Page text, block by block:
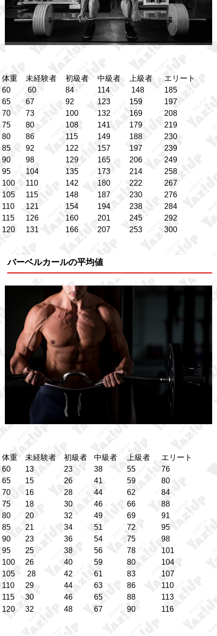
体重 未経験者 初級者 中級者 上級者
エリート
60
60 84 114 148
185
65
67 92 123 159
197
70
73 100 132 169
208
75
80 108 141 179
219
80
86 115 149 188
230
85
92 122 157 197
239
90
98 129 165 206
249
95
104 135 173 214
258
100
110 142 180 222
267
105
115 148 187 230
276
110
121 154 194 238
284
115
126 160 201 245
292
120
131 166 207 253 300
バーベルカールの平均値
体重 未経験者 初級者 中級者 上級者
エリート
60
13 23 38 55
76
65
15 26 41 59
80
70
16 28 44 62
84
75
18 30 46 66
88
80
20 32 49 69
91
85
21 34 51 72
95
90
23 36 54 75
98
95
25 38 56 78
101
100
26 40 59 80
104
105
28 42 61 83
107
110
29 44 63 86
110
115
30 46 65 88
113
120
32 48 67 90 116